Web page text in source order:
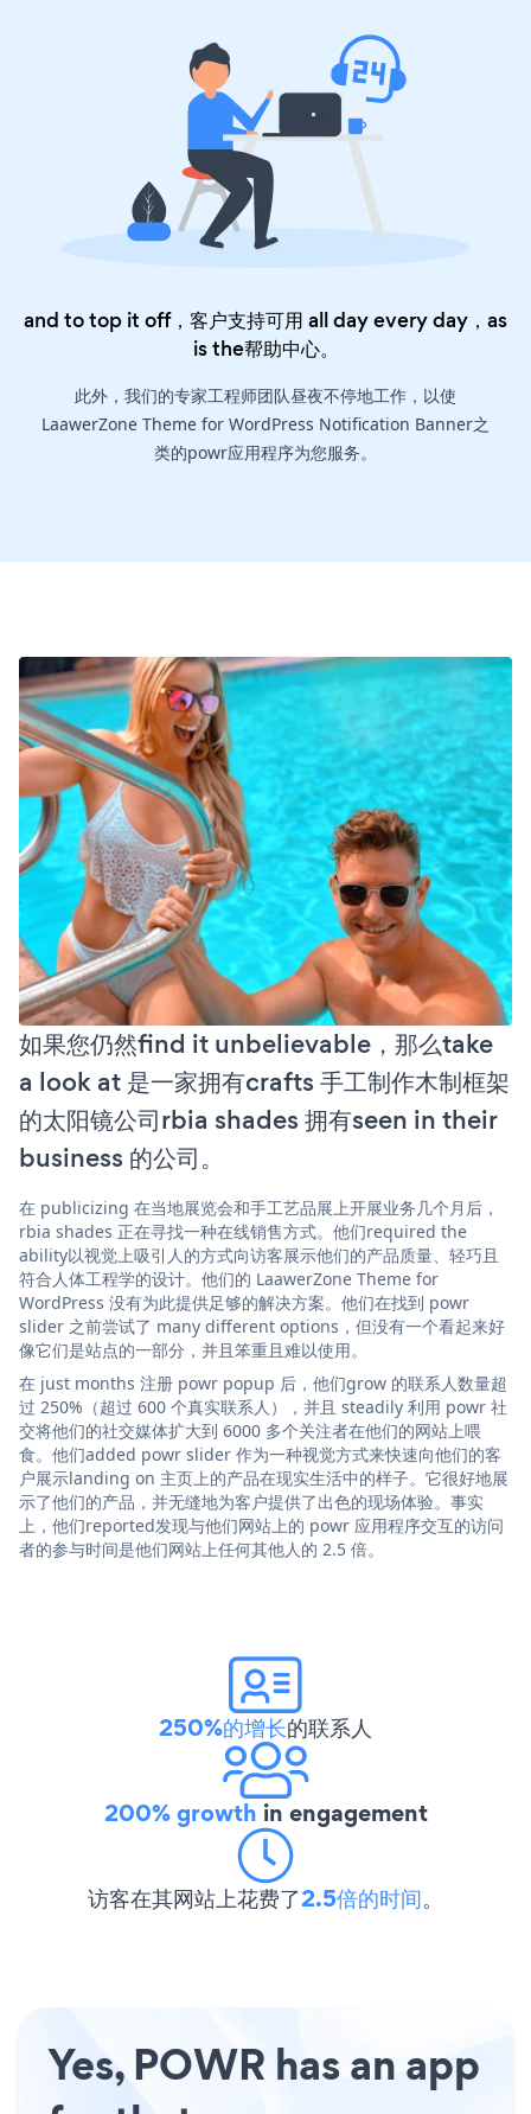
and to top it off，客户支持可用 all day every day，as
is the帮助中心。
此外，我们的专家工程师团队昼夜不停地工作，以使
LaawerZone Theme for WordPress Notification Banner之
类的powr应用程序为您服务。
如果您仍然find it unbelievable，那么take
a look at 是一家拥有crafts 手工制作木制框架
的太阳镜公司rbia shades 拥有seen in their
business 的公司。
在 publicizing 在当地展览会和手工艺品展上开展业务几个月后，
rbia shades 正在寻找一种在线销售方式。他们required the
ability以视觉上吸引人的方式向访客展示他们的产品质量、轻巧且
符合人体工程学的设计。他们的 LaawerZone Theme for
WordPress 没有为此提供足够的解决方案。他们在找到 powr
slider 之前尝试了 many different options，但没有一个看起来好
像它们是站点的一部分，并且笨重且难以使用。
在 just months 注册 powr popup 后，他们grow 的联系人数量超
过 250%（超过 600 个真实联系人），并且 steadily 利用 powr 社
交将他们的社交媒体扩大到 6000 多个关注者在他们的网站上喂
食。他们added powr slider 作为一种视觉方式来快速向他们的客
户展示landing on 主页上的产品在现实生活中的样子。它很好地展
示了他们的产品，并无缝地为客户提供了出色的现场体验。事实
上，他们reported发现与他们网站上的 powr 应用程序交互的访问
者的参与时间是他们网站上任何其他人的 2.5 倍。
250%的增长的联系人
200% growth in engagement
访客在其网站上花费了2.5倍的时间。
Yes, POWR has an app